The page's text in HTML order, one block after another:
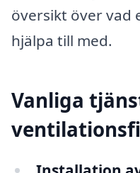
översikt över vad
hjälpa till med.
Vanliga